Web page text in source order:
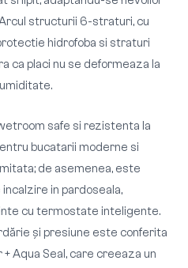
structurii 6-straturi, cu
hidrofoba si straturi
ca placi nu se deformeaza la
safe si rezistenta la
bucatarii moderne si
de asemenea, este
in pardoseala,
cu termostate inteligente.
și presiune este conferita
Aqua Seal, care creeaza un